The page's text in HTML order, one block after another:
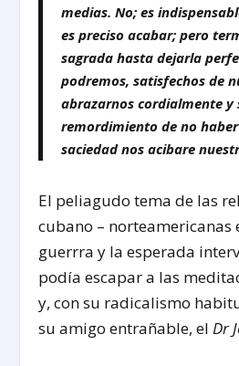
medias. No; es
es preciso acabar; pero
sagrada hasta dejarla
podremos, satisfechos de
abrazarnos cordialmente y
remordimiento de no
saciedad nos acibare
El peliagudo tema de las
cubano – norteamericanas
guerrra y la esperada
podía escapar a las
y, con su radicalismo
su amigo entrañable, elDr